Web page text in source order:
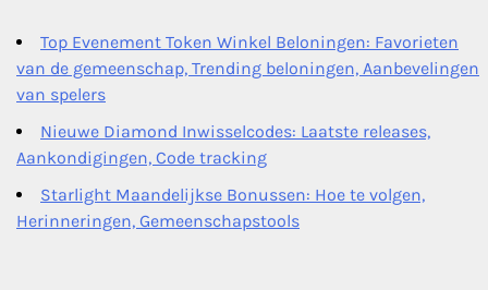
Top Evenement Token Winkel Beloningen: Favorieten
van de gemeenschap, Trending beloningen, Aanbevelingen
van spelers
Nieuwe Diamond Inwisselcodes: Laatste releases,
Aankondigingen, Code tracking
Starlight Maandelijkse Bonussen: Hoe te volgen,
Herinneringen, Gemeenschapstools